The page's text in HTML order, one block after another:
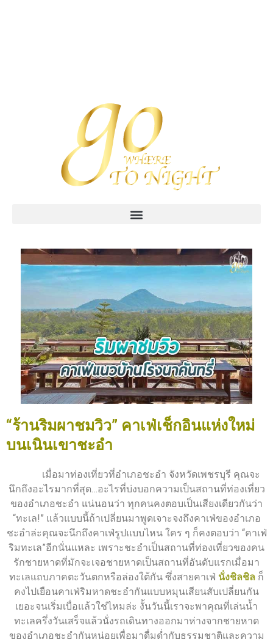
“ร้านริมผาชมวิว” คาเฟ่เช็กอินแห่งใหม่
บนเนินเขาชะอำ
เมื่อมาท่องเที่ยวที่อำเภอชะอำ จังหวัดเพชรบุรี คุณจะ
นึกถึงอะไรมากที่สุด…อะไรที่บ่งบอกความเป็นสถานที่ท่องเที่ยว
ของอำเภอชะอำ แน่นอนว่า ทุกคนคงตอบเป็นเสียงเดียวกันว่า
“ทะเล!” แล้วแบบนี้ถ้าเปลี่ยนมาพูดเจาะจงถึงคาเฟ่ของอำเภอ
ชะอำล่ะคุณจะนึกถึงคาเฟ่รูปแบบไหน ใคร ๆ ก็คงตอบว่า “คาเฟ่
ริมทะเล”อีกนั่นแหละ เพราะชะอำเป็นสถานที่ท่องเที่ยวของคน
รักชายหาดที่มักจะเจอชายหาดเป็นสถานที่อันดับแรกเมื่อมา
ทะเลแถบภาคตะวันตกหรือล่องใต้กัน ซึ่งสายคาเฟ่ นั่งชิลชิล ก็
คงไปเยือนคาเฟ่ริมหาดชะอำกันแบบหมุนเสียนสับเปลี่ยนกัน
เยอะจนเริ่มเบื่อแล้วใช่ไหมล่ะ งั้นวันนี้เราจะพาคุณที่เล่นน้ำ
ทะเลครึ่งวันเสร็จแล้วนั่งรถเดินทางออกมาห่างจากชายหาด
ของอำเภอชะอำกันหน่อยเพื่อมาดื่มด่ำกับธรรมชาติและความ